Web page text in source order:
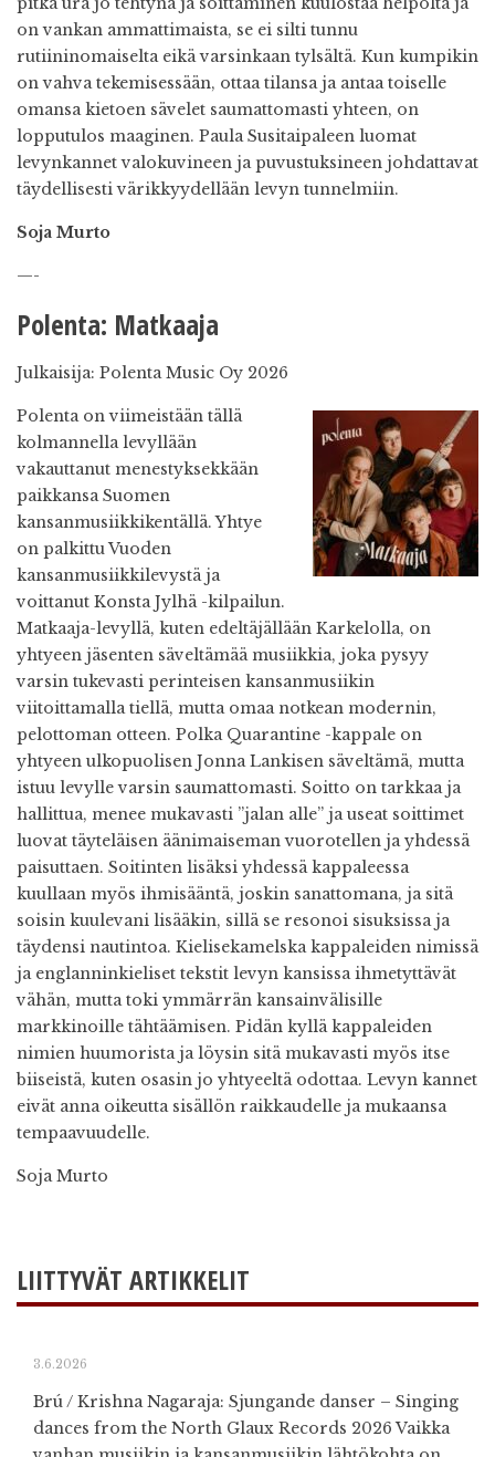
on vankan ammattimaista, se ei silti tunnu
rutiininomaiselta eikä varsinkaan tylsältä. Kun kumpikin
on vahva tekemisessään, ottaa tilansa ja antaa toiselle
omansa kietoen sävelet saumattomasti yhteen, on
lopputulos maaginen. Paula Susitaipaleen luomat
levynkannet valokuvineen ja puvustuksineen johdattavat
täydellisesti värikkyydellään levyn tunnelmiin.
Soja Murto
—-
Polenta: Matkaaja
Julkaisija: Polenta Music Oy 2026
Polenta on viimeistään tällä
kolmannella levyllään
vakauttanut menestyksekkään
paikkansa Suomen
kansanmusiikkikentällä. Yhtye
on palkittu Vuoden
kansanmusiikkilevystä ja
voittanut Konsta Jylhä -kilpailun.
Matkaaja-levyllä, kuten edeltäjällään Karkelolla, on
yhtyeen jäsenten säveltämää musiikkia, joka pysyy
varsin tukevasti perinteisen kansanmusiikin
viitoittamalla tiellä, mutta omaa notkean modernin,
pelottoman otteen. Polka Quarantine -kappale on
yhtyeen ulkopuolisen Jonna Lankisen säveltämä, mutta
istuu levylle varsin saumattomasti. Soitto on tarkkaa ja
hallittua, menee mukavasti ”jalan alle” ja useat soittimet
luovat täyteläisen äänimaiseman vuorotellen ja yhdessä
paisuttaen. Soitinten lisäksi yhdessä kappaleessa
kuullaan myös ihmisääntä, joskin sanattomana, ja sitä
soisin kuulevani lisääkin, sillä se resonoi sisuksissa ja
täydensi nautintoa. Kielisekamelska kappaleiden nimissä
ja englanninkieliset tekstit levyn kansissa ihmetyttävät
vähän, mutta toki ymmärrän kansainvälisille
markkinoille tähtäämisen. Pidän kyllä kappaleiden
nimien huumorista ja löysin sitä mukavasti myös itse
biiseistä, kuten osasin jo yhtyeeltä odottaa. Levyn kannet
eivät anna oikeutta sisällön raikkaudelle ja mukaansa
tempaavuudelle.
Soja Murto
LIITTYVÄT ARTIKKELIT
3.6.2026
Brú / Krishna Nagaraja: Sjungande danser – Singing
dances from the North Glaux Records 2026 Vaikka